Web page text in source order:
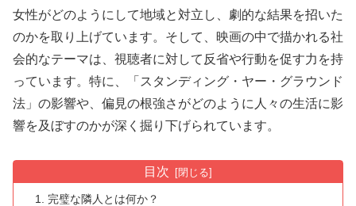
女性がどのようにして地域と対立し、劇的な結果を招いた
のかを取り上げています。そして、映画の中で描かれる社
会的なテーマは、視聴者に対して反省や行動を促す力を持
っています。特に、「スタンディング・ヤー・グラウンド
法」の影響や、偏見の根強さがどのように人々の生活に影
響を及ぼすのかが深く掘り下げられています。
目次
完璧な隣人とは何か？